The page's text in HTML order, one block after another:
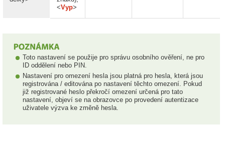
<Vyp>
Toto nastavení se použije pro správu osobního ověření, ne pro
ID oddělení nebo PIN.
Nastavení pro omezení hesla jsou platná pro hesla, která jsou
registrována / editována po nastavení těchto omezení. Pokud
již registrované heslo překročí omezení určená pro tato
nastavení, objeví se na obrazovce po provedení autentizace
uživatele výzva ke změně hesla.